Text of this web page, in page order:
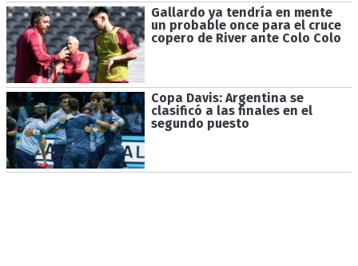
Gallardo ya tendría en mente
un probable once para el cruce
copero de River ante Colo Colo
Copa Davis: Argentina se
clasificó a las finales en el
segundo puesto